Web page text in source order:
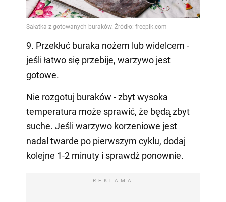
9. Przekłuć buraka nożem lub widelcem -
jeśli łatwo się przebije, warzywo jest
gotowe.
Nie rozgotuj buraków - zbyt wysoka
temperatura może sprawić, że będą zbyt
suche. Jeśli warzywo korzeniowe jest
nadal twarde po pierwszym cyklu, dodaj
kolejne 1-2 minuty i sprawdź ponownie.
REKLAMA